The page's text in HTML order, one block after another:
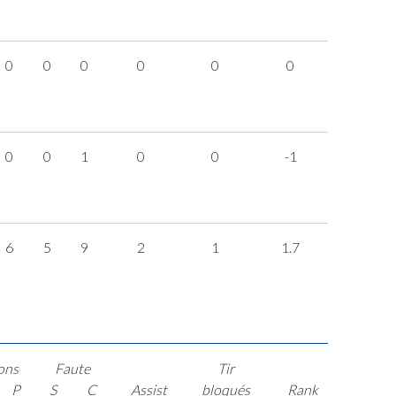
0 0 0 0 0 0
0 0 1 0 0 -1
6 5 9 2 1 1.7
P
Faute
S
C Assist
Tir
bloqués
Rank